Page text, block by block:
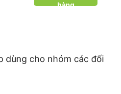
hàng
dùng cho nhóm các đối